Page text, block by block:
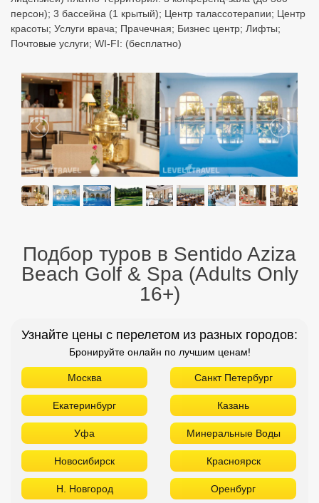
персон); 3 бассейна (1 крытый); Центр талассотерапии; Центр
красоты; Услуги врача; Прачечная; Бизнес центр; Лифты;
Почтовые услуги; WI-FI: (бесплатно)
Подбор туров в Sentido Aziza
Beach Golf & Spa (Adults Only
16+)
Узнайте цены с перелетом из разных городов:
Бронируйте онлайн по лучшим ценам!
Москва Санкт Петербург
Екатеринбург Казань
Уфа Минеральные Воды
Новосибирск Красноярск
Н. Новгород Оренбург